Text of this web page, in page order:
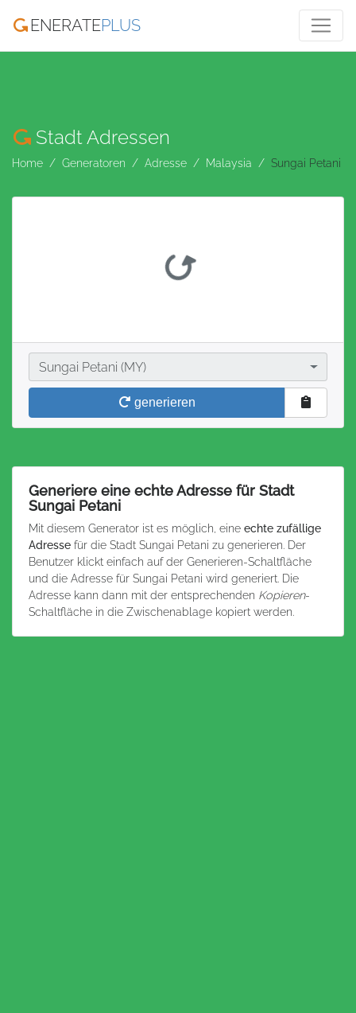
ENERATEPLUS
Stadt Adressen
Home Generatoren Adresse Malaysia Sungai Petani
Stadt
Sungai Petani (MY)
generieren
Generiere eine echte Adresse für Stadt
Sungai Petani
Mit diesem Generator ist es möglich, eine echte zufällige
Adresse für die Stadt Sungai Petani zu generieren. Der
Benutzer klickt einfach auf der Generieren-Schaltfläche
und die Adresse für Sungai Petani wird generiert. Die
Adresse kann dann mit der entsprechenden Kopieren-
Schaltfläche in die Zwischenablage kopiert werden.